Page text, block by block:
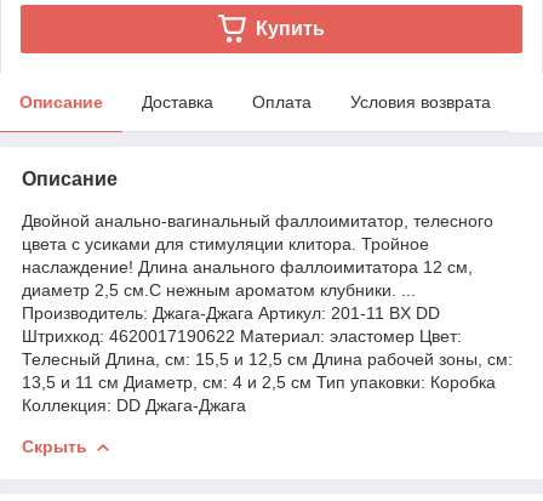
Купить
Описание Доставка Оплата Условия возврата
Описание
Двойной анально-вагинальный фаллоимитатор, телесного
цвета с усиками для стимуляции клитора. Тройное
наслаждение! Длина анального фаллоимитатора 12 см,
диаметр 2,5 см.С нежным ароматом клубники. ...
Производитель: Джага-Джага Артикул: 201-11 BX DD
Штрихкод: 4620017190622 Материал: элаcтомер Цвет:
Телесный Длина, см: 15,5 и 12,5 см Длина рабочей зоны, см:
13,5 и 11 см Диаметр, см: 4 и 2,5 см Тип упаковки: Коробка
Коллекция: DD Джага-Джага
Скрыть